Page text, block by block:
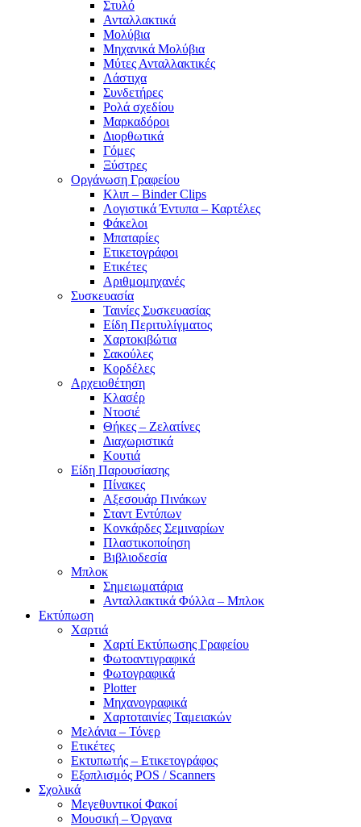
Στυλό
Ανταλλακτικά
Μολύβια
Μηχανικά Μολύβια
Μύτες Ανταλλακτικές
Λάστιχα
Συνδετήρες
Ρολά σχεδίου
Μαρκαδόροι
Διορθωτικά
Γόμες
Ξύστρες
Οργάνωση Γραφείου
Κλιπ – Binder Clips
Λογιστικά Έντυπα – Καρτέλες
Φάκελοι
Μπαταρίες
Ετικετογράφοι
Ετικέτες
Αριθμομηχανές
Συσκευασία
Ταινίες Συσκευασίας
Είδη Περιτυλίγματος
Χαρτοκιβώτια
Σακούλες
Κορδέλες
Αρχειοθέτηση
Κλασέρ
Ντοσιέ
Θήκες – Ζελατίνες
Διαχωριστικά
Κουτιά
Είδη Παρουσίασης
Πίνακες
Αξεσουάρ Πινάκων
Σταντ Εντύπων
Κονκάρδες Σεμιναρίων
Πλαστικοποίηση
Βιβλιοδεσία
Μπλοκ
Σημειωματάρια
Ανταλλακτικά Φύλλα – Μπλοκ
Εκτύπωση
Χαρτιά
Χαρτί Εκτύπωσης Γραφείου
Φωτοαντιγραφικά
Φωτογραφικά
Plotter
Μηχανογραφικά
Χαρτοταινίες Ταμειακών
Μελάνια – Τόνερ
Ετικέτες
Εκτυπωτής – Ετικετογράφος
Εξοπλισμός POS / Scanners
Σχολικά
Μεγεθυντικοί Φακοί
Μουσική – Όργανα